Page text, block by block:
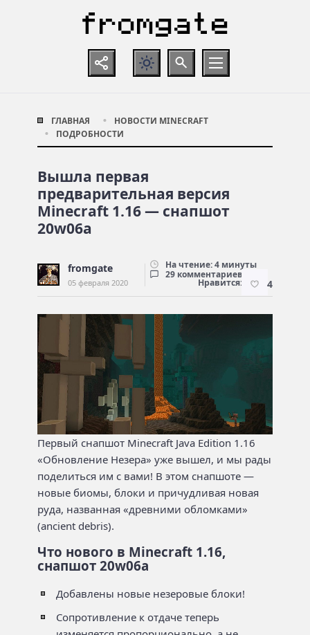
ГЛАВНАЯ
НОВОСТИ MINECRAFT
ПОДРОБНОСТИ
Вышла первая
предварительная версия
Minecraft 1.16 — снапшот
20w06a
fromgate
05 февраля 2020
На чтение: 4 минуты
29 комментариев
Нравится: 4
Первый снапшот Minecraft Java Edition 1.16
«Обновление Незера» уже вышел, и мы рады
поделиться им с вами! В этом снапшоте —
новые биомы, блоки и причудливая новая
руда, названная «древними обломками»
(ancient debris).
Что нового в Minecraft 1.16,
снапшот 20w06a
Добавлены новые незеровые блоки!
Сопротивление к отдаче теперь